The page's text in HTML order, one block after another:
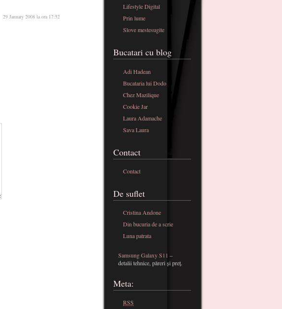
29 January 2008 la ora 17:52
Lifestyle Digital
Prin lume
Slove mestesugite
Bucatari cu blog
Adi Hadean
Bucataria lui Dodo
Chez Mazilique
Cookie Jar
Laura Adamache
Sava Laura
Contact
Contact
De suflet
Cristina Andone
Din bucuria de a scrie
Luna patrata
Samsung Galaxy S11 –
detalii tehnice, păreri și preț.
Meta:
RSS